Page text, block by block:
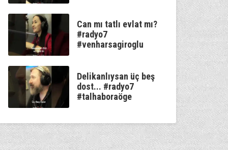
Can mı tatlı evlat mı?
#radyo7
#venharsagiroglu
Delikanlıysan üç beş
dost... #radyo7
#talhaboraöge